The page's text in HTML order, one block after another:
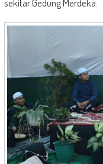
sekitar Gedung Merdeka.